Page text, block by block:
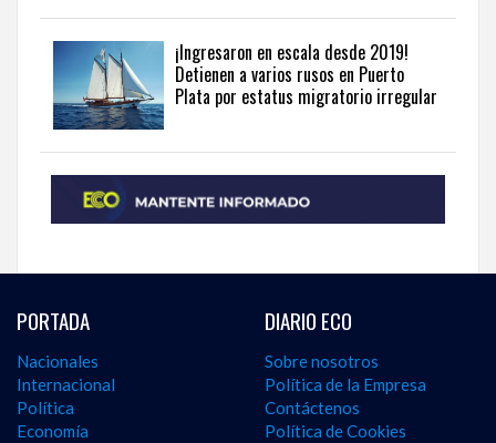
¡Ingresaron en escala desde 2019!
Detienen a varios rusos en Puerto
Plata por estatus migratorio irregular
PORTADA
Nacionales
Internacional
Política
Economía
DIARIO ECO
Sobre nosotros
Política de la Empresa
Contáctenos
Política de Cookies